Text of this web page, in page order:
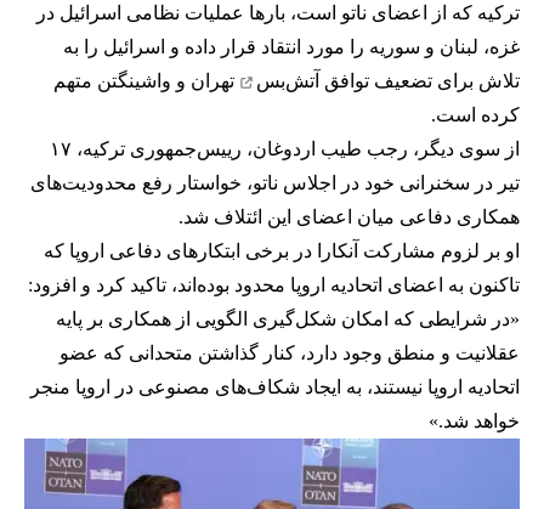
ترکیه که از اعضای ناتو است، بارها عملیات نظامی اسرائیل در
غزه، لبنان و سوریه را مورد انتقاد قرار داده و اسرائیل را به
تلاش برای تضعیف توافق آتش‌بس
تهران و واشینگتن متهم
کرده است.
از سوی دیگر، رجب طیب اردوغان، رییس‌جمهوری ترکیه، ۱۷
تیر در سخنرانی خود در اجلاس ناتو، خواستار رفع محدودیت‌های
همکاری دفاعی میان اعضای این ائتلاف شد.
او بر لزوم مشارکت آنکارا در برخی ابتکارهای دفاعی اروپا که
تاکنون به اعضای اتحادیه اروپا محدود بوده‌اند، تاکید کرد و افزود:
«در شرایطی که امکان شکل‌گیری الگویی از همکاری بر پایه
عقلانیت و منطق وجود دارد، کنار گذاشتن متحدانی که عضو
اتحادیه اروپا نیستند، به ایجاد شکاف‌های مصنوعی در اروپا منجر
خواهد شد.»